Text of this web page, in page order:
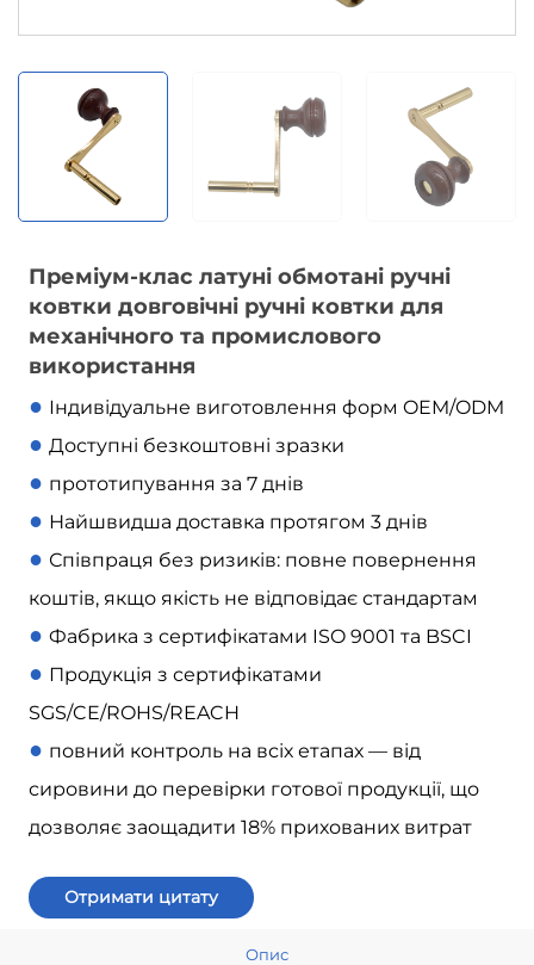
Преміум-клас латуні обмотані ручні
ковтки довговічні ручні ковтки для
механічного та промислового
використання
● Індивідуальне виготовлення форм OEM/ODM
● Доступні безкоштовні зразки
● прототипування за 7 днів
● Найшвидша доставка протягом 3 днів
● Співпраця без ризиків: повне повернення
коштів, якщо якість не відповідає стандартам
● Фабрика з сертифікатами ISO 9001 та BSCI
● Продукція з сертифікатами
SGS/CE/ROHS/REACH
● повний контроль на всіх етапах — від
сировини до перевірки готової продукції, що
дозволяє заощадити 18% прихованих витрат
Отримати цитату
Опис